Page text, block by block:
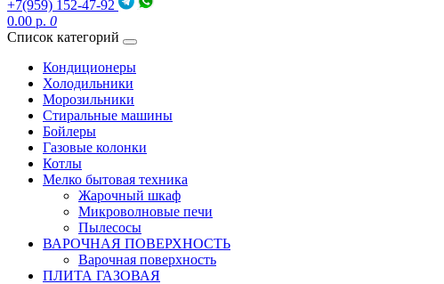
+7(959) 152-47-92
0.00 р. 0
Список категорий
Кондиционеры
Холодильники
Морозильники
Стиральные машины
Бойлеры
Газовые колонки
Котлы
Мелко бытовая техника
Жарочный шкаф
Микроволновые печи
Пылесосы
ВАРОЧНАЯ ПОВЕРХНОСТЬ
Варочная поверхность
ПЛИТА ГАЗОВАЯ